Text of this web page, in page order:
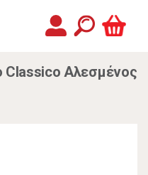
Classico Αλεσμένος